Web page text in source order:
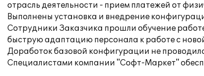
отрасль деятельности - прием платежей от
Выполнены установка и внедрение
Сотрудники Заказчика прошли обучение
быструю адаптацию персонала к работе с
Доработок базовой конфигурации не
Специалистами компании "Софт-Маркет"